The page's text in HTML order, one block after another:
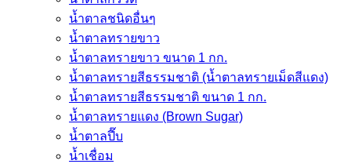
น้ำตาลชนิดอื่นๆ
น้ำตาลทรายขาว
น้ำตาลทรายขาว ขนาด 1 กก.
น้ำตาลทรายสีธรรมชาติ (น้ำตาลทรายเม็ดสีแดง)
น้ำตาลทรายสีธรรมชาติ ขนาด 1 กก.
น้ำตาลทรายแดง (Brown Sugar)
น้ำตาลปี๊บ
น้ำเชื่อม